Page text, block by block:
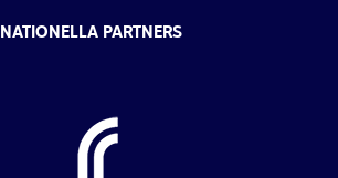
NATIONELLA PARTNERS